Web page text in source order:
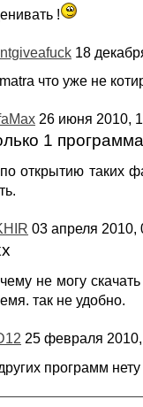
!
18
что уже не
26 июня 2010,
1
открытию таких
03 апреля 2010,
не могу
так не удобно.
25 февраля
программ нету